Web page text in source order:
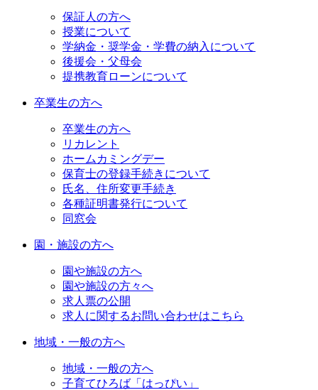
保証人の方へ
授業について
学納金・奨学金・学費の納入について
後援会・父母会
提携教育ローンについて
卒業生の方へ
卒業生の方へ
リカレント
ホームカミングデー
保育士の登録手続きについて
氏名、住所変更手続き
各種証明書発行について
同窓会
園・施設の方へ
園や施設の方へ
園や施設の方々へ
求人票の公開
求人に関するお問い合わせはこちら
地域・一般の方へ
地域・一般の方へ
子育てひろば「はっぴい」